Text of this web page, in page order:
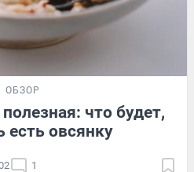
ОБЗОР
что будет,
овсянку
1